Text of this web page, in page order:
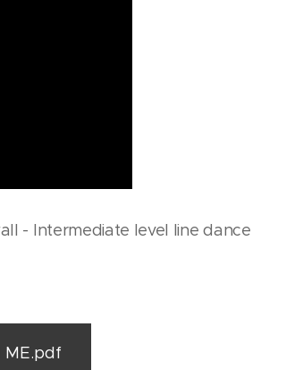
- Intermediate level line dance
ME.pdf